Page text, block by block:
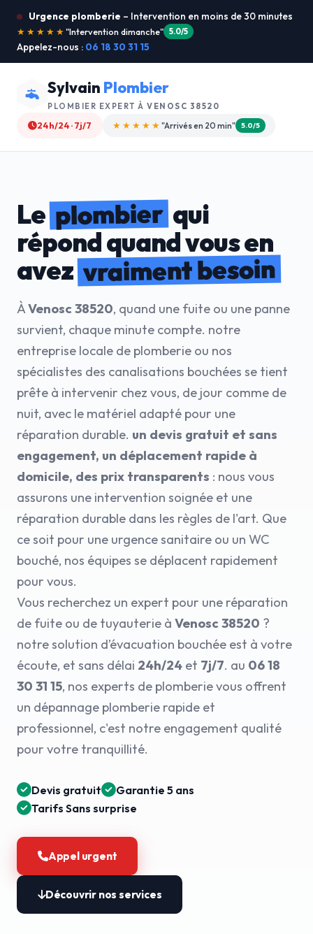
Urgence plomberie – Intervention en moins de 30 minutes
★★★★★"Je recommande !" 4.9/5
Appelez-nous : 06 18 30 31 15
Sylvain Plombier
PLOMBIER EXPERT À VENOSC 38520
24h/24 · 7j/7 ★★★★☆ "Devis gratuit" 4.8/5
Leplombierqui
répond quand vous en
avezvraiment besoin
ÀVenosc 38520, quand une fuite ou une panne
survient, chaque minute compte. notre
entreprise locale de plomberie ou nos
spécialistes des canalisations bouchées se tient
prête à intervenir chez vous, de jour comme de
nuit, avec le matériel adapté pour une
réparation durable. un devis gratuit et sans
engagement, un déplacement rapide à
domicile, des prix transparents : nous vous
assurons une intervention soignée et une
réparation durable dans les règles de l'art. Que
ce soit pour une urgence sanitaire ou un WC
bouché, nos équipes se déplacent rapidement
pour vous.
Vous recherchez un expert pour une réparation
de fuite ou de tuyauterie à Venosc 38520 ?
notre solution d’évacuation bouchée est à votre
écoute, et sans délai 24h/24 et 7j/7. au 06 18
30 31 15, nos experts de plomberie vous offrent
un dépannage plomberie rapide et
professionnel, c'est notre engagement qualité
pour votre tranquillité.
Devis gratuit
Garantie 5 ans
Tarifs Sans surprise
Appel urgent
Découvrir nos services